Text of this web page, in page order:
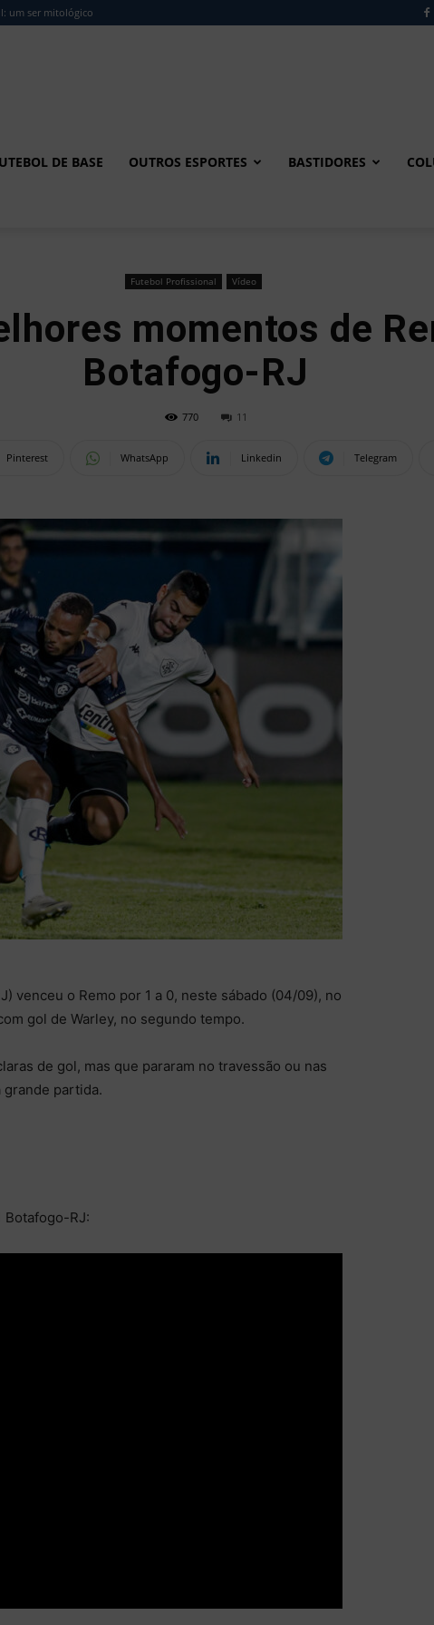
um ser mitológico
DE BASE OUTROS ESPORTES BASTIDORES
Futebol Profissional Vídeo
momentos de
Botafogo-RJ
770 11
Pinterest WhatsApp Linkedin Telegram
venceu o Remo por 1 a 0, neste sábado (04/09), no
gol de Warley, no segundo tempo.
de gol, mas que pararam no travessão ou nas
partida.
Botafogo-RJ: